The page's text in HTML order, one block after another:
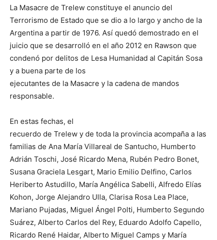
La Masacre de Trelew constituye el anuncio del
Terrorismo de Estado que se dio a lo largo y ancho de la
Argentina a partir de 1976. Así quedó demostrado en el
juicio que se desarrolló en el año 2012 en Rawson que
condenó por delitos de Lesa Humanidad al Capitán Sosa
y a buena parte de los
ejecutantes de la Masacre y la cadena de mandos
responsable.
En estas fechas, el
recuerdo de Trelew y de toda la provincia acompaña a las
familias de Ana María Villareal de Santucho, Humberto
Adrián Toschi, José Ricardo Mena, Rubén Pedro Bonet,
Susana Graciela Lesgart, Mario Emilio Delfino, Carlos
Heriberto Astudillo, María Angélica Sabelli, Alfredo Elías
Kohon, Jorge Alejandro Ulla, Clarisa Rosa Lea Place,
Mariano Pujadas, Miguel Ángel Polti, Humberto Segundo
Suárez, Alberto Carlos del Rey, Eduardo Adolfo Capello,
Ricardo René Haidar, Alberto Miguel Camps y María